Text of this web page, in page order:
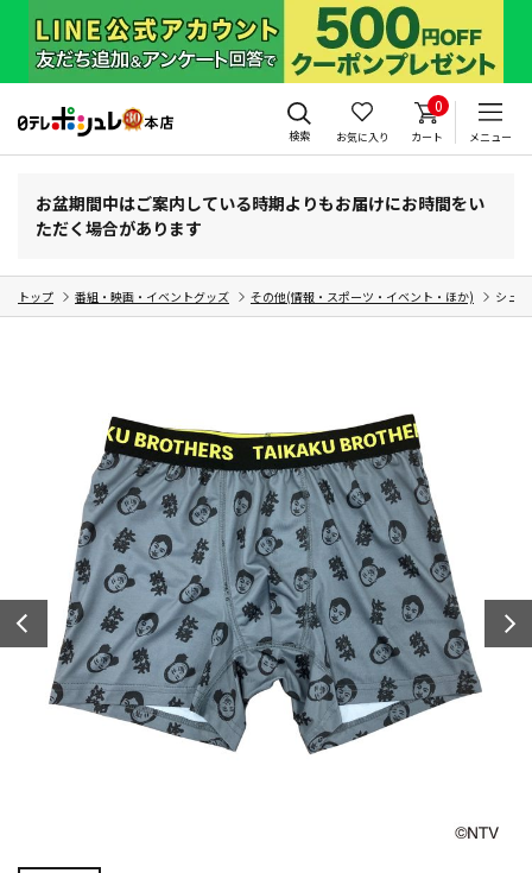
検索 お気に入り
0
カート メニュー
お盆期間中はご案内している時期よりもお届けにお時間をい
ただく場合があります
トップ 番組・映画・イベントグッズ その他(情報・スポーツ・イベント・ほか) シュ